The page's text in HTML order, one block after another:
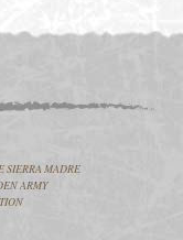
SIERRA MADRE
ARMY